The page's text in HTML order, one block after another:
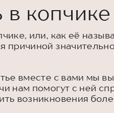
в копчике
или, как её
причиной
вместе с вами мы
нам помогут с ней
возникновения